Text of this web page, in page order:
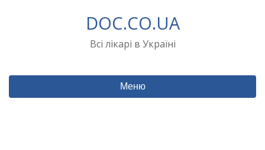
DOC.CO.UA
Всі лікарі в Україні
Меню